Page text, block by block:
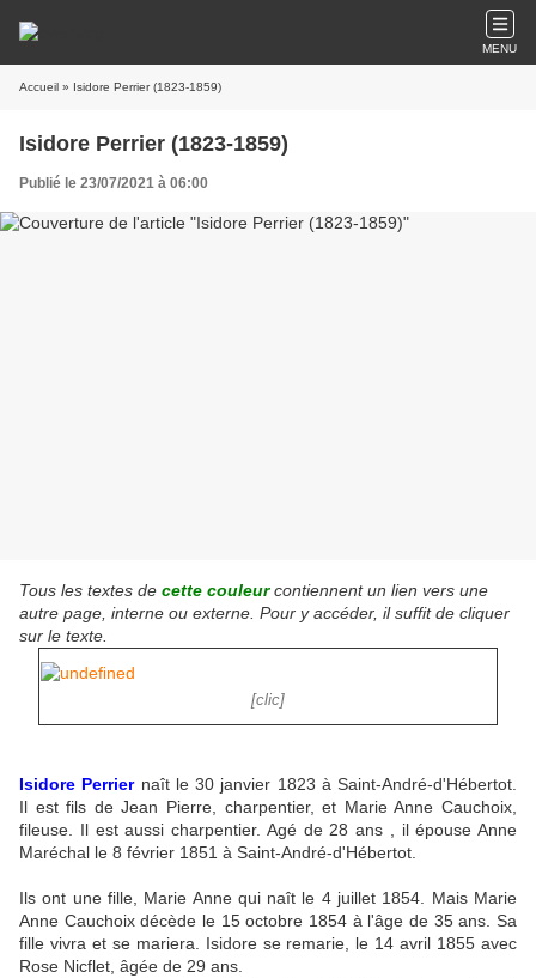
MENU
Accueil » Isidore Perrier (1823-1859)
Isidore Perrier (1823-1859)
Publié le 23/07/2021 à 06:00
Tous les textes de cette couleurcontiennent un lien vers une
autre page, interne ou externe. Pour y accéder, il suffit de cliquer
sur le texte.
[clic]
Isidore Perriernaît le 30 janvier 1823 à Saint-André-d'Hébertot.
Il est fils de Jean Pierre, charpentier, et Marie Anne Cauchoix,
fileuse. Il est aussi charpentier. Agé de 28 ans , il épouse Anne
Maréchal le 8 février 1851 à Saint-André-d'Hébertot.
Ils ont une fille, Marie Anne qui naît le 4 juillet 1854. Mais Marie
Anne Cauchoix décède le 15 octobre 1854 à l'âge de 35 ans. Sa
fille vivra et se mariera. Isidore se remarie, le 14 avril 1855 avec
Rose Nicflet, âgée de 29 ans.